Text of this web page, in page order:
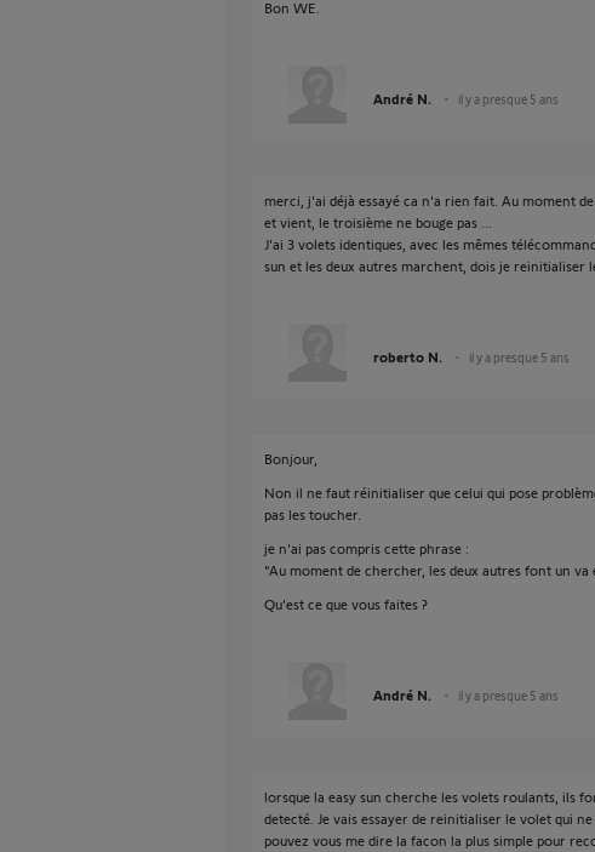
Bon WE.
André N. il y a presque 5 ans
merci, j'ai déjà essayé ca n'a rien fait. Au moment
et vient, le troisième ne bouge pas ...
J'ai 3 volets identiques, avec les mêmes
sun et les deux autres marchent, dois je reinitialiser
roberto N. il y a presque 5 ans
Bonjour,
Non il ne faut réinitialiser que celui qui pose
pas les toucher.
je n'ai pas compris cette phrase :
"Au moment de chercher, les deux autres font un
Qu'est ce que vous faites ?
André N. il y a presque 5 ans
lorsque la easy sun cherche les volets roulants, ils
detecté. Je vais essayer de reinitialiser le volet qui
pouvez vous me dire la facon la plus simple pour